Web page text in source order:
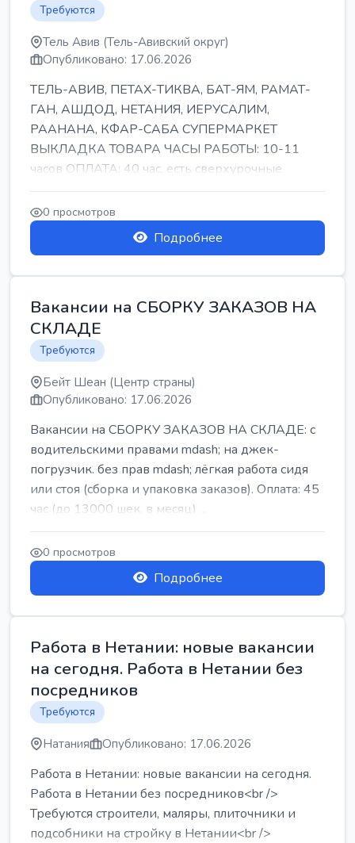
Требуются
Тель Авив (Тель-Авивский округ)
Опубликовано: 17.06.2026
ТЕЛЬ-АВИВ, ПЕТАХ-ТИКВА, БАТ-ЯМ, РАМАТ-
ГАН, АШДОД, НЕТАНИЯ, ИЕРУСАЛИМ,
РААНАНА, КФАР-САБА СУПЕРМАРКЕТ
ВЫКЛАДКА ТОВАРА ЧАСЫ РАБОТЫ: 10-11
часов ОПЛАТА: 40 час, есть сверхурочные
ПИТАНИЕ ЕСТЬ Для синих б...
0 просмотров
Подробнее
Вакансии на СБОРКУ ЗАКАЗОВ НА
СКЛАДЕ
Требуются
Бейт Шеан (Центр страны)
Опубликовано: 17.06.2026
Вакансии на СБОРКУ ЗАКАЗОВ НА СКЛАДЕ: с
водительскими правами mdash; на джек-
погрузчик. без прав mdash; лёгкая работа сидя
или стоя (сборка и упаковка заказов). Оплата: 45
час (до 13000 шек. в месяц) ...
0 просмотров
Подробнее
Работа в Нетании: новые вакансии
на сегодня. Работа в Нетании без
посредников
Требуются
Натания Опубликовано: 17.06.2026
Работа в Нетании: новые вакансии на сегодня.
Работа в Нетании без посредников<br />
Требуются строители, маляры, плиточники и
подсобники на стройку в Нетании<br />